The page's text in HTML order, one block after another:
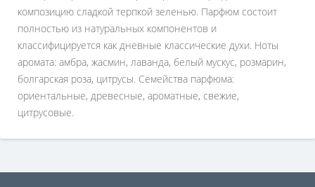
композицию сладкой терпкой зеленью. Парфюм состоит
полностью из натуральных компонентов и
классифицируется как дневные классические духи. Ноты
аромата: амбра, жасмин, лаванда, белый мускус, розмарин,
болгарская роза, цитрусы. Семейства парфюма:
ориентальные, древесные, ароматные, свежие,
цитрусовые.